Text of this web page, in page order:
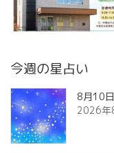
今週の星占い
8月10
2026年